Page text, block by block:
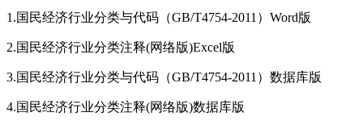
1.国民经济行业分类与代码（GB/T4754-2011）Word版
2.国民经济行业分类注释(网络版)Excel版
3.国民经济行业分类与代码 （GB/T4754-2011）数据库版
4.国民经济行业分类注释(网络版)数据库版